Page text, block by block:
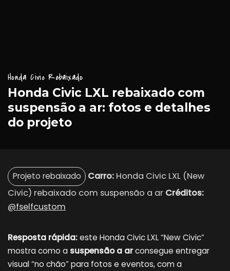
Honda Civic Rebaixado
Honda Civic LXL rebaixado com
suspensão a ar: fotos e detalhes
do projeto
Projeto rebaixado —
Carro: Honda Civic LXL (New
Civic) rebaixado com suspensão a ar —
Créditos:
@fselfcustom
Resposta rápida:este Honda Civic LXL “New Civic”
mostra como a suspensão a arconsegue entregar
visual “no chão” para fotos e eventos, com a